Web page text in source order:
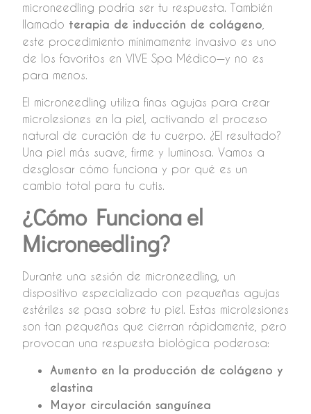
microneedling podría ser tu respuesta. También
llamado terapia de inducción de colágeno
este procedimiento mínimamente invasivo es uno
de los favoritos en VIVE Spa Médico—y no es
para menos.
El microneedling utiliza finas agujas para crear
microlesiones en la piel, activando el proceso
natural de curación de tu cuerpo. ¿El resultado?
Una piel más suave, firme y luminosa. Vamos a
desglosar cómo funciona y por qué es un
cambio total para tu cutis.
¿Cómo Funciona el
Microneedling?
Durante una sesión de microneedling, un
dispositivo especializado con pequeñas agujas
estériles se pasa sobre tu piel. Estas microlesiones
son tan pequeñas que cierran rápidamente, pero
provocan una respuesta biológica poderosa:
Aumento en la producción de colágeno y
elastina
Mayor circulación sanguínea